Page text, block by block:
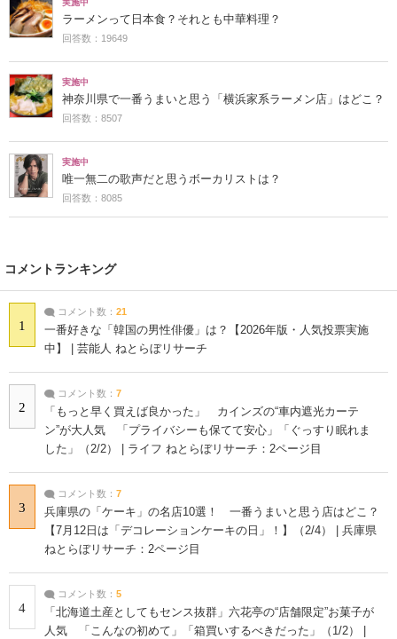
実施中
ラーメンって日本食？それとも中華料理？
回答数：19649
実施中
神奈川県で一番うまいと思う「横浜家系ラーメン店」はどこ？
回答数：8507
実施中
唯一無二の歌声だと思うボーカリストは？
回答数：8085
コメントランキング
1
コメント数： 21
一番好きな「韓国の男性俳優」は？【2026年版・人気投票実施
中】 | 芸能人 ねとらぼリサーチ
2
コメント数： 7
「もっと早く買えば良かった」 カインズの“車内遮光カーテ
ン”が大人気 「プライバシーも保てて安心」「ぐっすり眠れま
した」（2/2） | ライフ ねとらぼリサーチ：2ページ目
3
コメント数： 7
兵庫県の「ケーキ」の名店10選！ 一番うまいと思う店はどこ？
【7月12日は「デコレーションケーキの日」！】（2/4） | 兵庫県
ねとらぼリサーチ：2ページ目
4
コメント数： 5
「北海道土産としてもセンス抜群」六花亭の“店舗限定”お菓子が
人気 「こんなの初めて」「箱買いするべきだった」（1/2） |